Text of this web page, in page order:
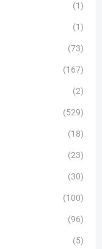
(1)
(1)
(73)
(167)
(2)
(529)
(18)
(23)
(30)
(100)
(96)
(5)